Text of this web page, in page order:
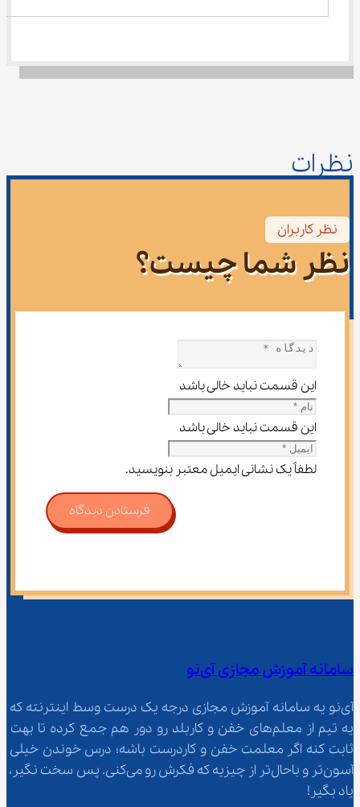
نظرات
نظر کاربران
نظر شما چیست؟
این قسمت نباید خالی باشد
این قسمت نباید خالی باشد
لطفاً یک نشانی ایمیل معتبر بنویسید.
فرستادن دیدگاه
سامانه آموزش مجازی آی‌نو
آی‌نو یه سامانه آموزش مجازی درجه یک درست وسط اینترنته که
یه تیم از معلم‌‌های خفن و کاربلد رو دور هم جمع کرده تا بهت
ثابت کنه اگر معلمت خفن و کاردرست باشه؛ درس خوندن خیلی
آسون‌تر و باحال‌تر از چیزیه که فکرش رو می‌کنی. پس سخت نگیر،
یاد بگیر!